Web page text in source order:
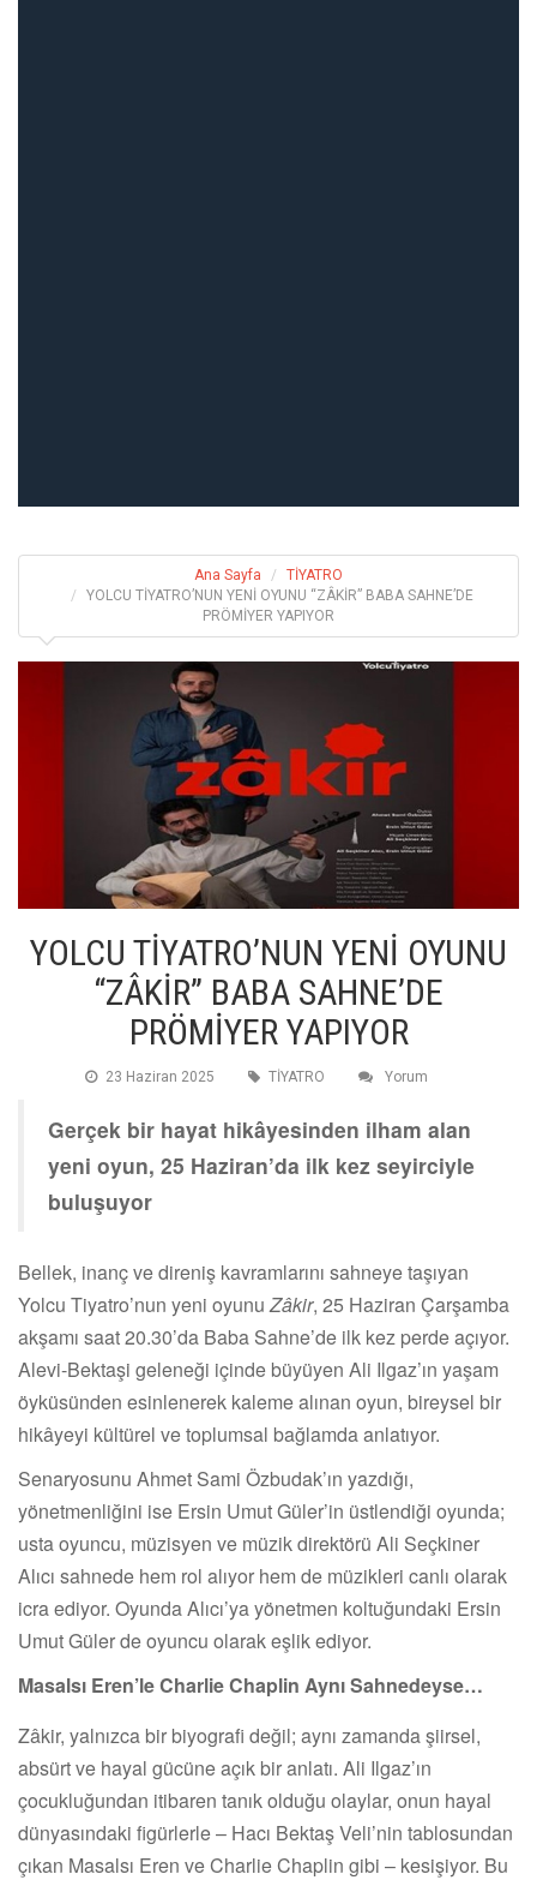
Ana Sayfa
TİYATRO
YOLCU TİYATRO’NUN YENİ OYUNU “ZÂKİR” BABA SAHNE’DE
PRÖMİYER YAPIYOR
YOLCU TİYATRO’NUN YENİ OYUNU
“ZÂKİR” BABA SAHNE’DE
PRÖMİYER YAPIYOR
23 Haziran 2025 TİYATRO Yorum
Gerçek bir hayat hikâyesinden ilham alan
yeni oyun, 25 Haziran’da ilk kez seyirciyle
buluşuyor
Bellek, inanç ve direniş kavramlarını sahneye taşıyan
Yolcu Tiyatro’nun yeni oyunuZâkir, 25 Haziran Çarşamba
akşamı saat 20.30’da Baba Sahne’de ilk kez perde açıyor.
Alevi-Bektaşi geleneği içinde büyüyen Ali Ilgaz’ın yaşam
öyküsünden esinlenerek kaleme alınan oyun, bireysel bir
hikâyeyi kültürel ve toplumsal bağlamda anlatıyor.
Senaryosunu Ahmet Sami Özbudak’ın yazdığı,
yönetmenliğini ise Ersin Umut Güler’in üstlendiği oyunda;
usta oyuncu, müzisyen ve müzik direktörü Ali Seçkiner
Alıcı sahnede hem rol alıyor hem de müzikleri canlı olarak
icra ediyor. Oyunda Alıcı’ya yönetmen koltuğundaki Ersin
Umut Güler de oyuncu olarak eşlik ediyor.
Masalsı Eren’le Charlie Chaplin Aynı Sahnedeyse…
Zâkir, yalnızca bir biyografi değil; aynı zamanda şiirsel,
absürt ve hayal gücüne açık bir anlatı. Ali Ilgaz’ın
çocukluğundan itibaren tanık olduğu olaylar, onun hayal
dünyasındaki figürlerle – Hacı Bektaş Veli’nin tablosundan
çıkan Masalsı Eren ve Charlie Chaplin gibi – kesişiyor. Bu